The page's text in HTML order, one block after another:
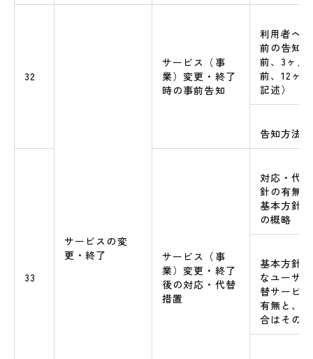
32
サービスの変
更・終了
サービス（事
業）変更・終了
時の事前告知
利用者へ
前の告知
前、3ヶ月
前、12ヶ
記述）
告知方法
33
サービス（事
業）変更・終了
後の対応・代替
措置
対応・代
針の有無
基本方針
の概略
基本方針
なユーザ
替サービ
有無と、
合はその